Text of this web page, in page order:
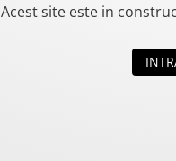
Acest site este in